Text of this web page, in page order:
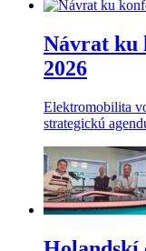
Návrat ku
2026
Elektromobilita
strategickú